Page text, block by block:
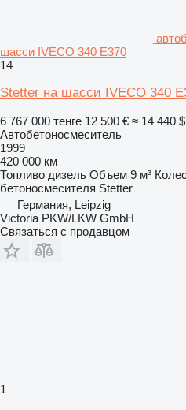
шасси IVECO 340 E370
14
Stetter на шасси IVECO 340
6 767 000 тенге 12 500 € ≈ 14 440 $
Автобетоносмеситель
1999
420 000 км
Топливо дизель Объем 9 м³
бетоносмесителя Stetter
Германия, Leipzig
Victoria PKW/LKW GmbH
Связаться с продавцом
1